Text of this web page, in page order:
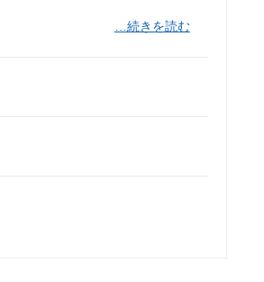
…続きを読む